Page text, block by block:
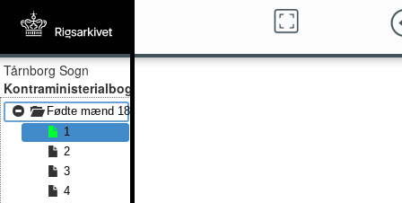
Tårnborg Sogn
Kontraministerialbog
Fødte mænd 1853 - Fødte mænd 1882
1
2
3
4